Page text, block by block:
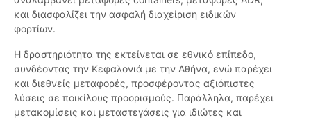
και διασφαλίζει την ασφαλή διαχείριση ειδικών
φορτίων.
Η δραστηριότητα της εκτείνεται σε εθνικό επίπεδο,
συνδέοντας την Κεφαλονιά με την Αθήνα, ενώ παρέχει
και διεθνείς μεταφορές, προσφέροντας αξιόπιστες
λύσεις σε ποικίλους προορισμούς. Παράλληλα, παρέχει
μετακομίσεις και μεταστεγάσεις για ιδιώτες και